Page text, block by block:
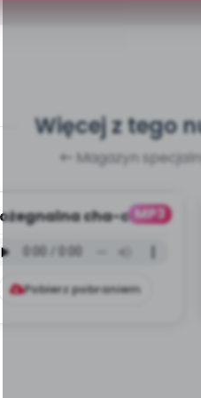
Więcej z tego
Magazyn
MP3
cha-cha -
(PD, mp3)
Pobierz pobraniem